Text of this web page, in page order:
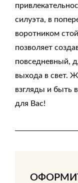
силуэта, в
воротником
позволяет
повседневный,
выхода в свет.
взгляды и быть
для Вас!